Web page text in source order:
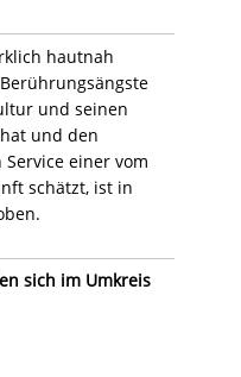
hautnah
und seinen
und den
einer vom
schätzt, ist in
sich im Umkreis